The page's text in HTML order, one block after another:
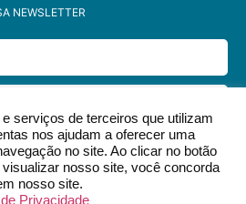
NEWSLETTER
ENVIAR
serviços de terceiros que utilizam
nos ajudam a oferecer uma
no site. Ao clicar no botão
visualizar nosso site, você concorda
nosso site.
Privacidade